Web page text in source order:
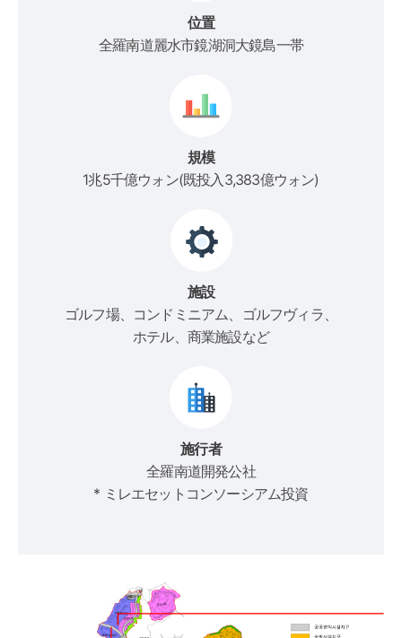
位置
全羅南道麗水市鏡湖洞大鏡島一帯
規模
1兆5千億ウォン(既投入3,383億ウォン)
施設
ゴルフ場、コンドミニアム、ゴルフヴィラ、
ホテル、商業施設など
施行者
全羅南道開発公社
* ミレエセットコンソーシアム投資